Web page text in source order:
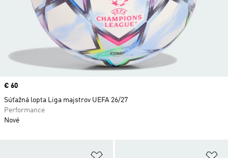
Pridať do zoznamu želaných
Price
€ 60
Súťažná lopta Liga majstrov UEFA 26/27
Performance
Nové